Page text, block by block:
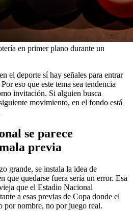
en primer plano durante un
el deporte sí hay señales para entrar
eso que este tema sea tendencia
invitación. Si alguien busca
movimiento, en el fondo está
se parece
previa
grande, se instala la idea de
que quedarse fuera sería un error. Esa
que el Estadio Nacional
a esas previas de Copa donde el
por nombre, no por juego real.